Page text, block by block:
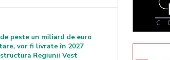
peste un miliard de euro
vor fi livrate în 2027
Regiunii Vest